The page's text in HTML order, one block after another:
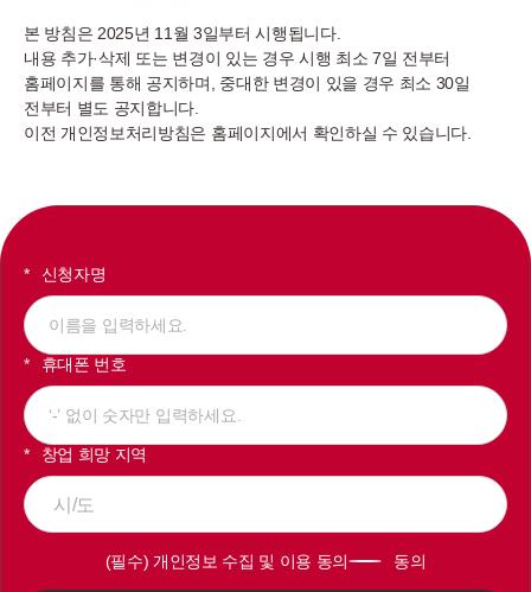
본 방침은 2025년 11월 3일부터 시행됩니다.
내용 추가·삭제 또는 변경이 있는 경우 시행 최소 7일 전부터
홈페이지를 통해 공지하며, 중대한 변경이 있을 경우 최소 30일
전부터 별도 공지합니다.
이전 개인정보처리방침은 홈페이지에서 확인하실 수 있습니다.
신청자명
휴대폰 번호
창업 희망 지역
시/도
(필수) 개인정보 수집 및 이용 동의 동의